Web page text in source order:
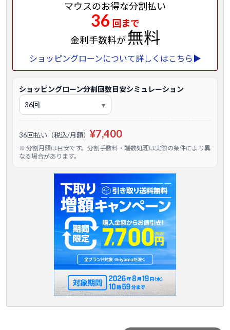
マウスのお得な分割払い
36 回まで
金利手数料が無料
ショッピングローンについて詳しくはこちら▶
ショッピングローン分割回数目安シミュレーション
36回払い（税込/月額） ¥7,400
※ 分割月額は目安です。分割手数料・端数処理は実際の条件により異
なる場合があります。